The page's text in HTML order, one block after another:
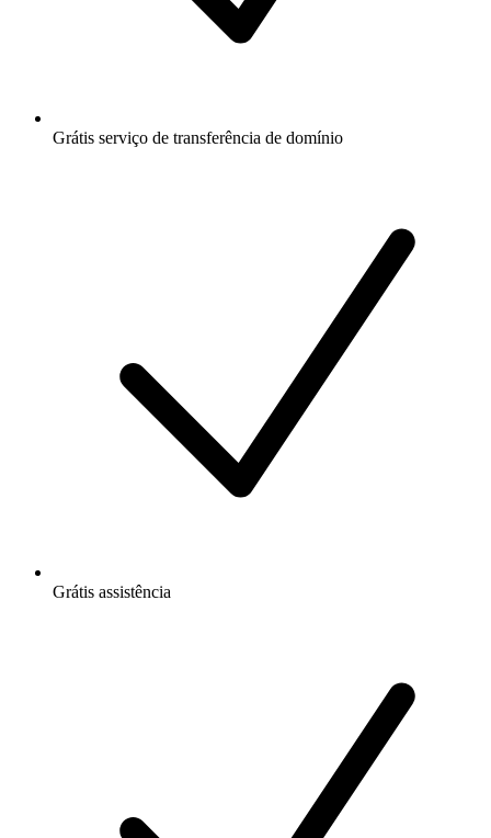
Grátis serviço de transferência de domínio
Grátis assistência